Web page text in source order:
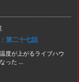
第二十七話
度が上がるライブハウ
った ...